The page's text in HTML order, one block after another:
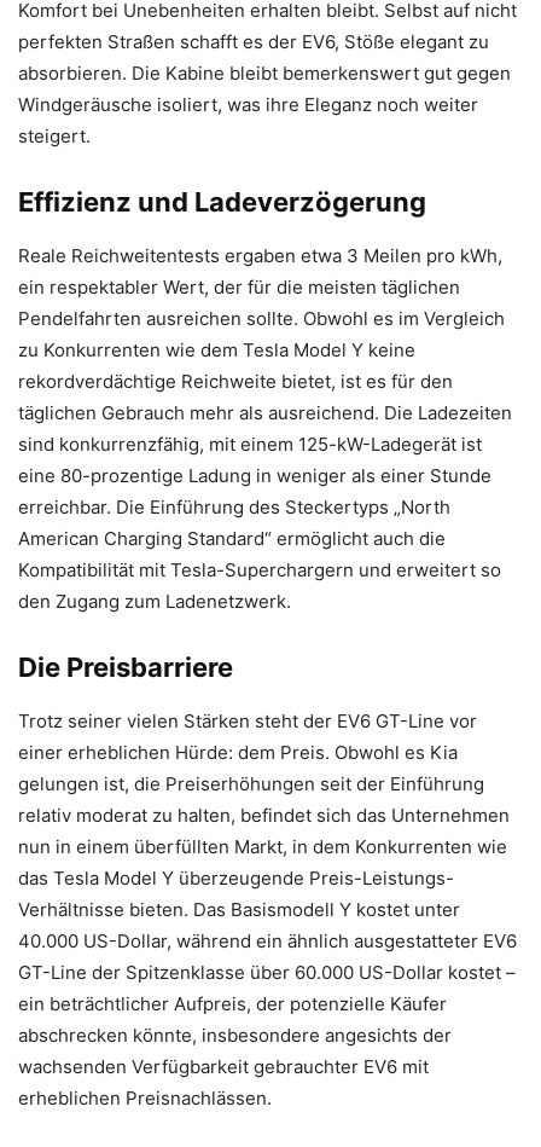
Komfort bei Unebenheiten erhalten bleibt. Selbst auf nicht
perfekten Straßen schafft es der EV6, Stöße elegant zu
absorbieren. Die Kabine bleibt bemerkenswert gut gegen
Windgeräusche isoliert, was ihre Eleganz noch weiter
steigert.
Effizienz und Ladeverzögerung
Reale Reichweitentests ergaben etwa 3 Meilen pro kWh,
ein respektabler Wert, der für die meisten täglichen
Pendelfahrten ausreichen sollte. Obwohl es im Vergleich
zu Konkurrenten wie dem Tesla Model Y keine
rekordverdächtige Reichweite bietet, ist es für den
täglichen Gebrauch mehr als ausreichend. Die Ladezeiten
sind konkurrenzfähig, mit einem 125-kW-Ladegerät ist
eine 80-prozentige Ladung in weniger als einer Stunde
erreichbar. Die Einführung des Steckertyps „North
American Charging Standard“ ermöglicht auch die
Kompatibilität mit Tesla-Superchargern und erweitert so
den Zugang zum Ladenetzwerk.
Die Preisbarriere
Trotz seiner vielen Stärken steht der EV6 GT-Line vor
einer erheblichen Hürde: dem Preis. Obwohl es Kia
gelungen ist, die Preiserhöhungen seit der Einführung
relativ moderat zu halten, befindet sich das Unternehmen
nun in einem überfüllten Markt, in dem Konkurrenten wie
das Tesla Model Y überzeugende Preis-Leistungs-
Verhältnisse bieten. Das Basismodell Y kostet unter
40.000 US-Dollar, während ein ähnlich ausgestatteter EV6
GT-Line der Spitzenklasse über 60.000 US-Dollar kostet –
ein beträchtlicher Aufpreis, der potenzielle Käufer
abschrecken könnte, insbesondere angesichts der
wachsenden Verfügbarkeit gebrauchter EV6 mit
erheblichen Preisnachlässen.